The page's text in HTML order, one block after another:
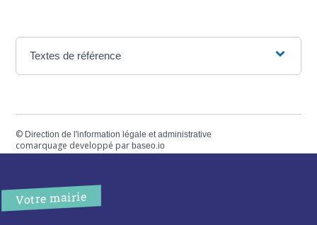
Textes de référence
© Direction de l'information légale et administrative
comarquage developpé parbaseo.io
Votre mairie